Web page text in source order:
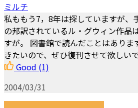
ミルチ
私ももう7，8年は探していますが、
の邦訳されているル・グウィン作品
すが。 図書館で読んだことはありま
きたいので、ぜひ復刊させて欲しい
Good (1)
2004/03/31